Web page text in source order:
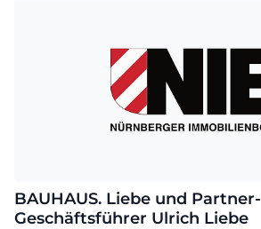
BAUHAUS. Liebe und Partner-
Geschäftsführer Ulrich Liebe